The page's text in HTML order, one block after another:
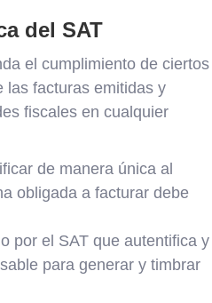
del SAT
el cumplimiento de ciertos
las facturas emitidas y
fiscales en cualquier
de manera única al
obligada a facturar debe
por el SAT que autentifica y
para generar y timbrar